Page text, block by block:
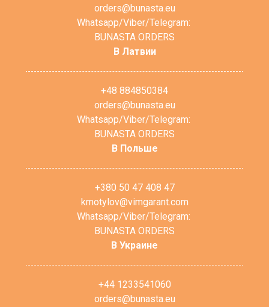
orders@bunasta.eu
Whatsapp/Viber/Telegram:
BUNASTA ORDERS
В Латвии
+48 884850384
orders@bunasta.eu
Whatsapp/Viber/Telegram:
BUNASTA ORDERS
В Польше
+380 50 47 408 47
kmotylov@vimgarant.com
Whatsapp/Viber/Telegram:
BUNASTA ORDERS
В Украине
+44 1233541060
orders@bunasta.eu